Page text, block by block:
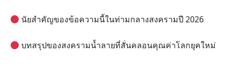
นัยสำคัญของข้อความนี้ในท่ามกลางสงครามปี 2026
บทสรุปของสงครามน้ำลายที่สั่นคลอนคุณค่าโลกยุคใหม่